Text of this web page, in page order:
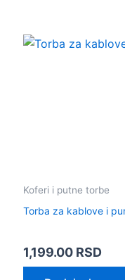
Koferi i putne torbe
Torba za kablove i
1,199.00 RSD